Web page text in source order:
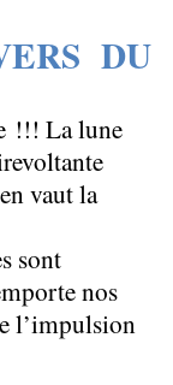
DU
!!! La lune
vaut la
sont
nos
l’impulsion